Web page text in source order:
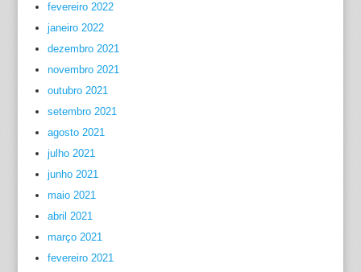
fevereiro 2022
janeiro 2022
dezembro 2021
novembro 2021
outubro 2021
setembro 2021
agosto 2021
julho 2021
junho 2021
maio 2021
abril 2021
março 2021
fevereiro 2021